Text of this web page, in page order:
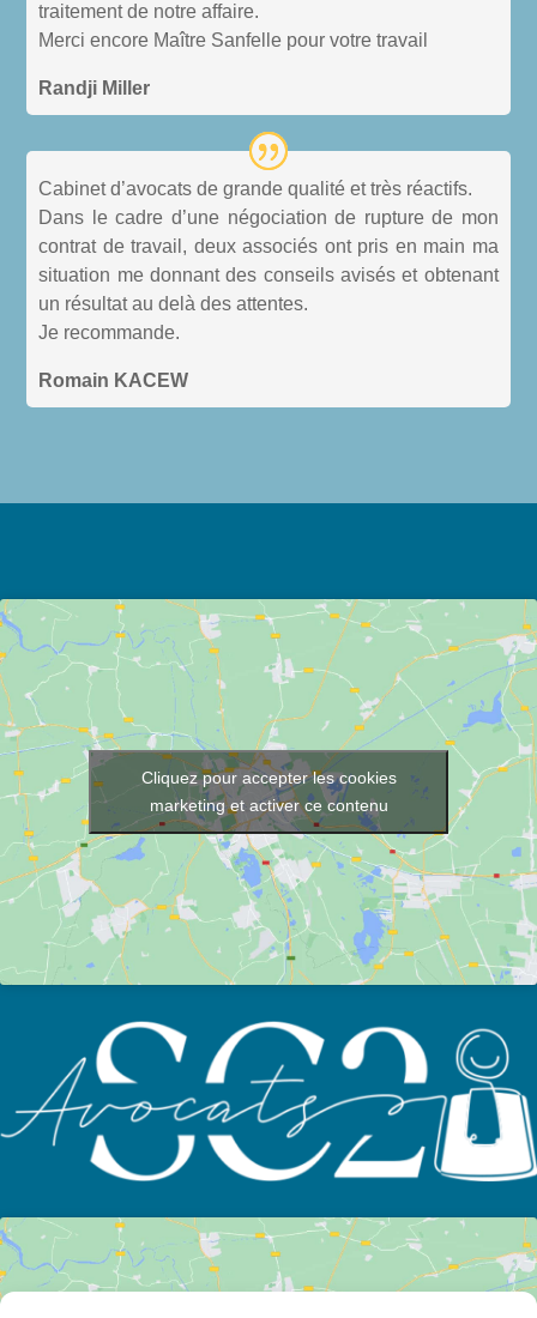
traitement de notre affaire.
Merci encore Maître Sanfelle pour votre travail
Randji Miller
Cabinet d’avocats de grande qualité et très réactifs.
Dans le cadre d’une négociation de rupture de mon
contrat de travail, deux associés ont pris en main ma
situation me donnant des conseils avisés et obtenant
un résultat au delà des attentes.
Je recommande.
Romain KACEW
Cliquez pour accepter les cookies
marketing et activer ce contenu